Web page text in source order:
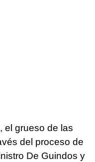
el grueso de las
del proceso de
De Guindos y